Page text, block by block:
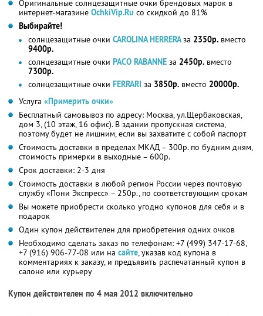
Оригинальные солнцезащитные очки брендовых марок в
интернет-магазине OchkiVip.Ru со скидкой до 81%
Выбирайте!
солнцезащитные очки CAROLINA HERRERAза 2350р. вместо
9400р.
солнцезащитные очки PACO RABANNE за 2450р. вместо
7300р.
солнцезащитные очки FERRARI за 3850р. вместо 20000р.
Услуга «Примерить очки»
Бесплатный самовывоз по адресу: Москва, ул.Щербаковская,
дом 3, (10 этаж, 16 офис). В здании пропускная система,
поэтому будет не лишним, если вы захватите с собой паспорт
Стоимость доставки в пределах МКАД – 300р. по будним дням,
стоимость примерки в выходные – 600р.
Срок доставки: 2-3 дня
Стоимость доставки в любой регион России через почтовую
службу «Пони Экспресс» – 250р., по соответствующим срокам
Вы можете приобрести сколько угодно купонов для себя и в
подарок
Один купон действителен для приобретения одних очков
Необходимо сделать заказ по телефонам: +7 (499) 347-17-68,
+7 (916) 906-77-08 или на сайте, указав код купона в
комментариях к заказу, и предъявить распечатанный купон в
салоне или курьеру
Купон действителен по 4 мая 2012 включительно